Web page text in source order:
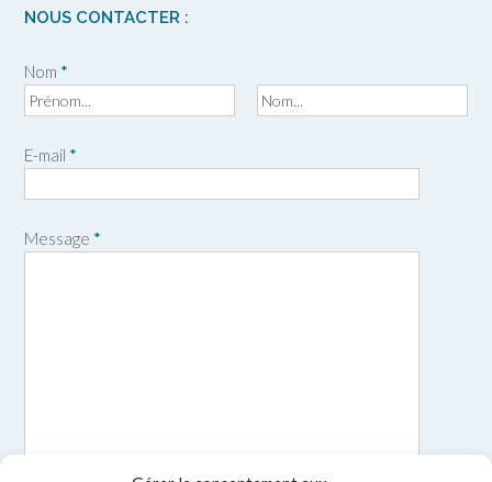
NOUS CONTACTER :
Nom *
é
o
E-mail *
Message *